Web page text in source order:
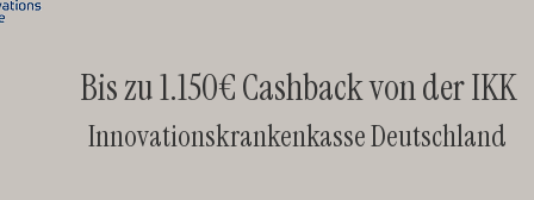
Bis zu 1.150€ Cashback von der IKK
Innovationskrankenkasse Deutschland